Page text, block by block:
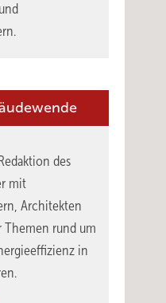
des
mit
Architekten
Themen rund um
in